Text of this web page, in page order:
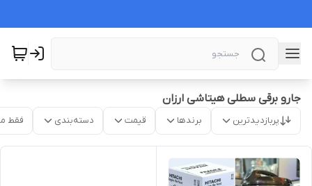
جارو برقی سطلی هیتاشی ارزان
پربازدیدترین برندها قیمت دسته‌بندی فقط